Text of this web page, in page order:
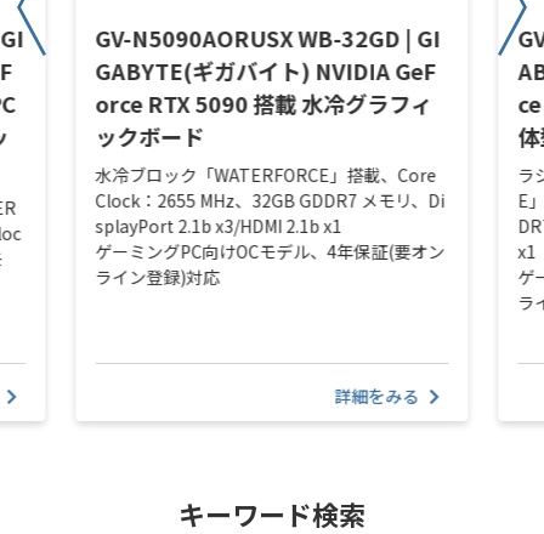
GV-N5090AORUSX WB-32GD | GI
GABYTE(ギガバイト) NVIDIA GeF
orce RTX 5090 搭載 水冷グラフィ
ックボード
水冷ブロック「WATERFORCE」搭載、Core
Clock：2655 MHz、32GB GDDR7 メモリ、Di
splayPort 2.1b x3/HDMI 2.1b x1
ゲーミングPC向けOCモデル、4年保証(要オン
ライン登録)対応
詳細をみる
ラ
E
x1
ゲ
ラ
キーワード検索